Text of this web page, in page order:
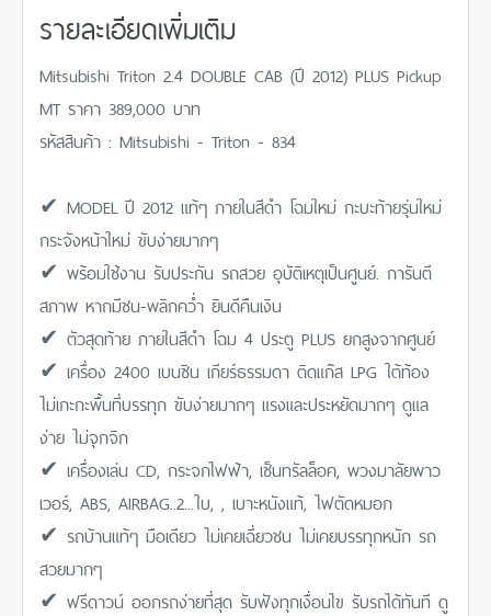
รายละเอียดเพิ่มเติม
Mitsubishi Triton 2.4 DOUBLE CAB (ปี 2012) PLUS Pickup
MT ราคา 389,000 บาท
รหัสสินค้า : Mitsubishi - Triton - 834
✔ MODEL ปี 2012 แท้ๆ ภายในสีดำ โฉมใหม่ กะบะท้ายรุ่นใหม่
กระจังหน้าใหม่ ขับง่ายมากๆ
✔ พร้อมใช้งาน รับประกัน รถสวย อุบัติเหตุเป็นศูนย์. การันตี
สภาพ หากมีชน-พลิกคว่ำ ยินดีคืนเงิน
✔ ตัวสุดท้าย ภายในสีดำ โฉม 4 ประตู PLUS ยกสูงจากศูนย์
✔ เครื่อง 2400 เบนซิน เกียร์ธรรมดา ติดแก๊ส LPG ใต้ท้อง
ไม่เกะกะพื้นที่บรรทุก ขับง่ายมากๆ แรงและประหยัดมากๆ ดูแล
ง่าย ไม่จุกจิก
✔ เครื่องเล่น CD, กระจกไฟฟ้า, เซ็นทรัลล็อค, พวงมาลัยพาว
เวอร์, ABS, AIRBAG..2...ใบ, , เบาะหนังแท้, ไฟตัดหมอก
✔ รถบ้านแท้ๆ มือเดียว ไม่เคยเฉี่ยวชน ไม่เคยบรรทุกหนัก รถ
สวยมากๆ
✔ ฟรีดาวน์ ออกรถง่ายที่สุด รับฟังทุกเงื่อนไข รับรถได้ทันที ดู